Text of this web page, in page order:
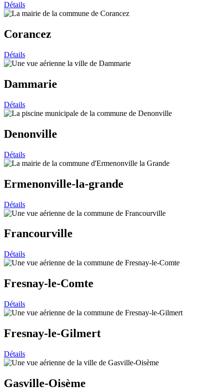
Détails
Corancez
Détails
Dammarie
Détails
Denonville
Détails
Ermenonville-la-grande
Détails
Francourville
Détails
Fresnay-le-Comte
Détails
Fresnay-le-Gilmert
Détails
Gasville-Oisème